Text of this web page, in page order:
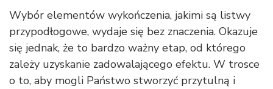
Wybór elementów wykończenia, jakimi są listwy
przypodłogowe, wydaje się bez znaczenia. Okazuje
się jednak, że to bardzo ważny etap, od którego
zależy uzyskanie zadowalającego efektu. W trosce
o to, aby mogli Państwo stworzyć przytulną i